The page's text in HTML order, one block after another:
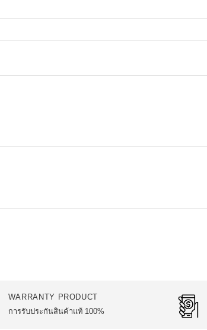
WARRANTY PRODUCT
การรับประกันสินค้าแท้ 100%